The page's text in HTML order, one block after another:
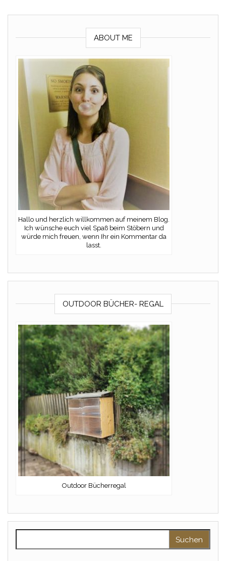
ABOUT ME
Hallo und herzlich willkommen auf meinem Blog.
Ich wünsche euch viel Spaß beim Stöbern und
würde mich freuen, wenn Ihr ein Kommentar da
lasst.
OUTDOOR BÜCHER- REGAL
Outdoor Bücherregal